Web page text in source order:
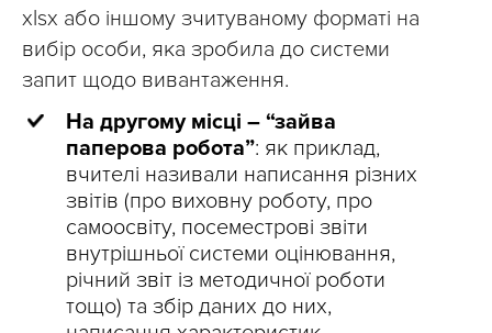
xlsx або іншому зчитуваному форматі на
вибір особи, яка зробила до системи
запит щодо вивантаження.
На другому місці – “зайва
паперова робота”: як приклад,
вчителі називали написання різних
звітів (про виховну роботу, про
самоосвіту, посеместрові звіти
внутрішньої системи оцінювання,
річний звіт із методичної роботи
тощо) та збір даних до них,